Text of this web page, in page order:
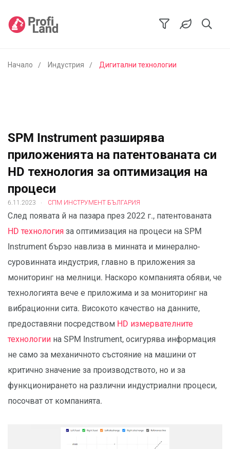
Начало Индустрия Дигитални технологии
SPM Instrument разширява
приложенията на патентованата си
HD технология за оптимизация на
процеси
6.11.2023 . СПМ ИНСТРУМЕНТ БЪЛГАРИЯ
След появата й на пазара през 2022 г., патентованата
HD технология за оптимизация на процеси на SPM
Instrument бързо навлиза в минната и минерално-
суровинната индустрия, главно в приложения за
мониторинг на мелници. Наскоро компанията обяви, че
технологията вече е приложима и за мониторинг на
вибрационни сита. Високото качество на данните,
предоставяни посредством HD измервателните
технологии на SPM Instrument, осигурява информация
не само за механичното състояние на машини от
критично значение за производството, но и за
функционирането на различни индустриални процеси,
посочват от компанията.